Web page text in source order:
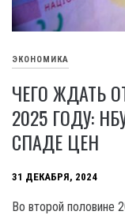
ЭКОНОМИКА
ЧЕГО ЖДАТЬ
2025 ГОДУ:
СПАДЕ ЦЕН
31 ДЕКАБРЯ, 2024
Во второй половине